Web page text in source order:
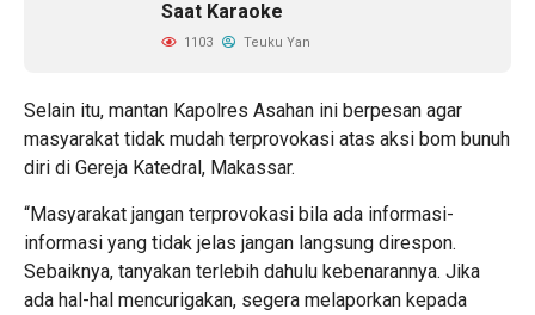
Saat Karaoke
1103 Teuku Yan
Selain itu, mantan Kapolres Asahan ini berpesan agar
masyarakat tidak mudah terprovokasi atas aksi bom bunuh
diri di Gereja Katedral, Makassar.
“Masyarakat jangan terprovokasi bila ada informasi-
informasi yang tidak jelas jangan langsung direspon.
Sebaiknya, tanyakan terlebih dahulu kebenarannya. Jika
ada hal-hal mencurigakan, segera melaporkan kepada